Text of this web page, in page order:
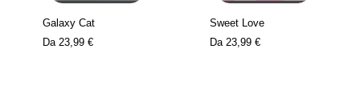
Galaxy Cat
Da 23,99 €
Sweet Love
Da 23,99 €